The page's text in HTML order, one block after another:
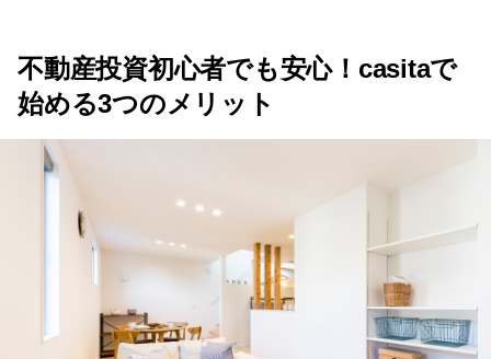
不動産投資初心者でも安心！casitaで
始める3つのメリット